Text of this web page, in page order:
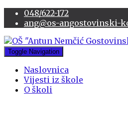
048/622-172
ang@os-angostovinski-
Toggle Navigation
Naslovnica
Vijesti iz škole
O školi